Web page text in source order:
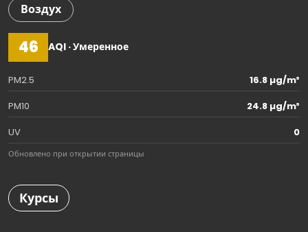
Воздух
46 AQI · Умеренное
PM2.5
16.8 µg/m³
PM10
24.8 µg/m³
UV
0
Обновлено при открытии страницы
Курсы